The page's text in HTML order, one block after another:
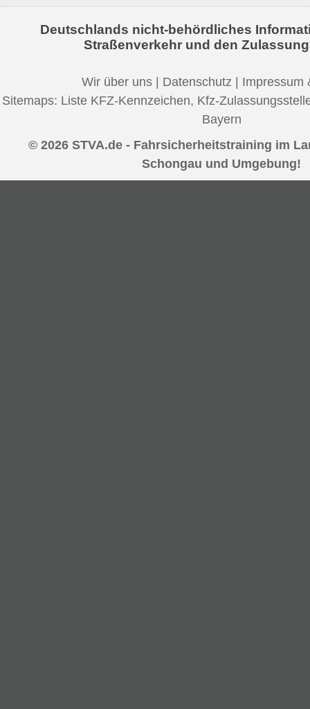
Deutschlands nicht-behördliches
Straßenverkehr und den
Wir über uns | Datenschutz | Impressum
Sitemaps: Liste KFZ-Kennzeichen, Kfz-
Bayern
© 2026 STVA.de - Fahrsicherheitstraining im
Schongau und Umgebung!